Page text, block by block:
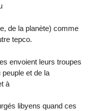
de la planète) comme
tepco.
envoient leurs troupes
peuple et de la
à
libyens quand ces